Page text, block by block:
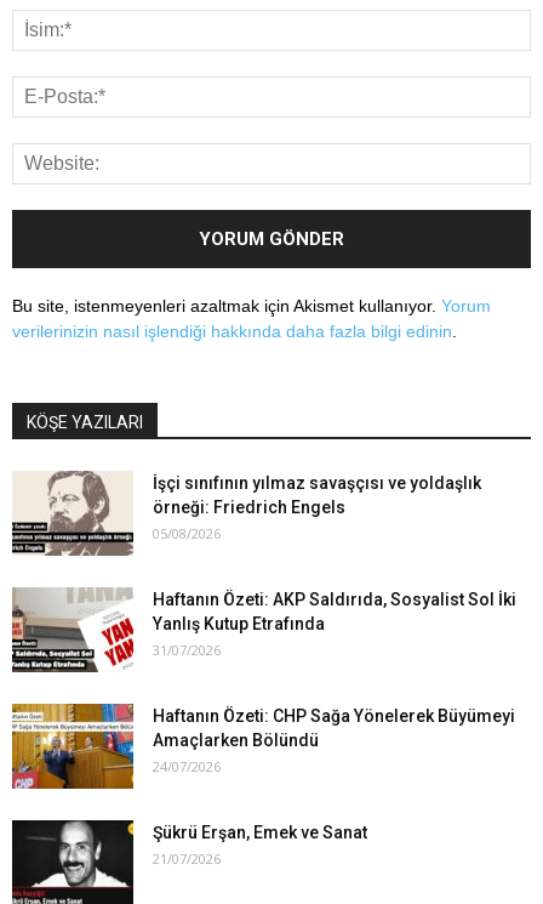
Bu site, istenmeyenleri azaltmak için Akismet kullanıyor. Yorum
verilerinizin nasıl işlendiği hakkında daha fazla bilgi edinin
KÖŞE YAZILARI
İşçi sınıfının yılmaz savaşçısı ve yoldaşlık
örneği: Friedrich Engels
05/08/2026
Haftanın Özeti: AKP Saldırıda, Sosyalist Sol İki
Yanlış Kutup Etrafında
31/07/2026
Haftanın Özeti: CHP Sağa Yönelerek Büyümeyi
Amaçlarken Bölündü
24/07/2026
Şükrü Erşan, Emek ve Sanat
21/07/2026